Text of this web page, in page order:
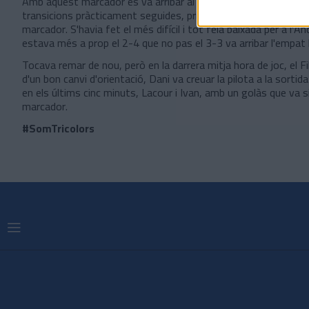
transicions pràcticament seguides, primer Jose va fer l'empat
marcador. S'havia fet el més difícil i tot feia baixada per a
estava més a prop el 2-4 que no pas el 3-3 va arribar
Tocava remar de nou, però en la darrera mitja hora de joc, el
d'un bon canvi d'orientació, Dani va creuar la pilota a la
en els últims cinc minuts, Lacour i Ivan, amb un golàs que va
marcador.
#SomTricolors